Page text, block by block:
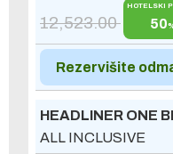
12,523.00
HOTELSKI
50
Rezervišite
HEADLINER ONE
ALL INCLUSIVE